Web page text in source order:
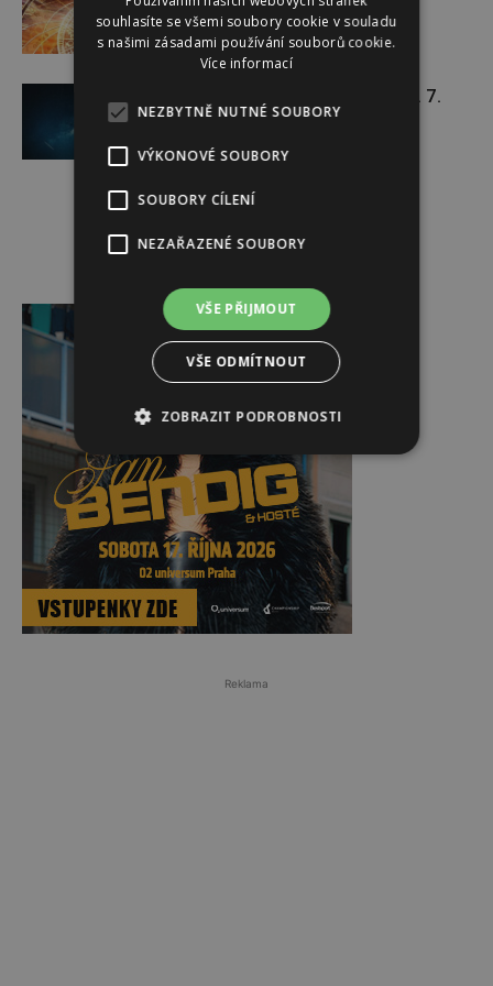
Týdenní horoskop 20. 7. – 26. 7.
Reklama
Reklama
souhlasíte se všemi soubory cookie v souladu
s našimi zásadami používání souborů cookie.
Více informací
NEZBYTNĚ NUTNÉ SOUBORY
VÝKONOVÉ SOUBORY
SOUBORY CÍLENÍ
NEZAŘAZENÉ SOUBORY
VŠE PŘIJMOUT
VŠE ODMÍTNOUT
ZOBRAZIT PODROBNOSTI